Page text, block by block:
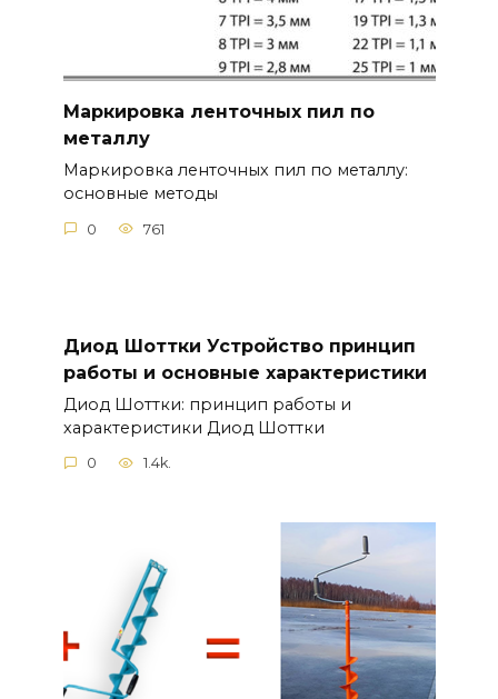
Маркировка ленточных пил по
металлу
Маркировка ленточных пил по металлу:
основные методы
0 761
Диод Шоттки Устройство принцип
работы и основные характеристики
Диод Шоттки: принцип работы и
характеристики Диод Шоттки
0 1.4k.